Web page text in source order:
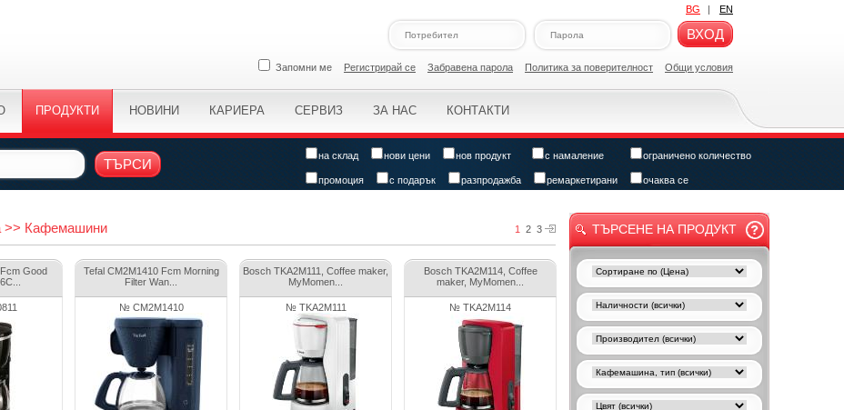
BG | EN
ВХОД
Запомни ме Регистрирай се Забравена парола Политикa за поверителност Общи условия
ПРОДУКТИ НОВИНИ КАРИЕРА СЕРВИЗ ЗА НАС КОНТАКТИ
ТЪРСИ
на склад нови цени нов продукт с намаление ограничено количество
промоция с подарък разпродажба ремаркетирани очаква се
1 2 3
>> Кафемашини
Good
Tefal CM2M1410 Fcm Morning
Filter Wan...
№ CM2M1410
Bosch TKA2M111, Coffee maker,
MyMomen...
№ TKA2M111
Bosch TKA2M114, Coffee
maker, MyMomen...
№ TKA2M114
ТЪРСЕНЕ НА ПРОДУКТ